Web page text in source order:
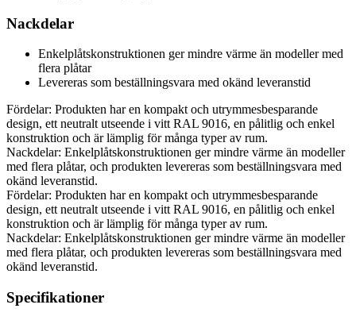
Nackdelar
Enkelplåtskonstruktionen ger mindre värme än modeller med
flera plåtar
Levereras som beställningsvara med okänd leveranstid
Fördelar: Produkten har en kompakt och utrymmesbesparande
design, ett neutralt utseende i vitt RAL 9016, en pålitlig och enkel
konstruktion och är lämplig för många typer av rum.
Nackdelar: Enkelplåtskonstruktionen ger mindre värme än modeller
med flera plåtar, och produkten levereras som beställningsvara med
okänd leveranstid.
Fördelar: Produkten har en kompakt och utrymmesbesparande
design, ett neutralt utseende i vitt RAL 9016, en pålitlig och enkel
konstruktion och är lämplig för många typer av rum.
Nackdelar: Enkelplåtskonstruktionen ger mindre värme än modeller
med flera plåtar, och produkten levereras som beställningsvara med
okänd leveranstid.
Specifikationer